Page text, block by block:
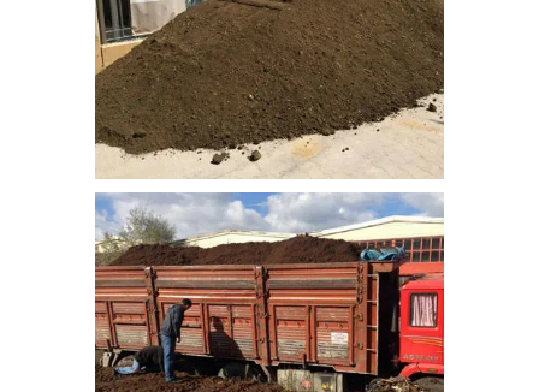
bitkisel_toprak-7
bitkisel_toprak-8